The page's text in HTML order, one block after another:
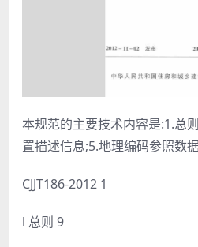
本规范的主要技术内容是:1.总
置描述信息;5.地理编码参照数
CJJT186-2012 1
l 总则 9